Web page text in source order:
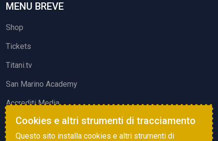
MENU BREVE
Shop
Tickets
Titani.tv
San Marino Academy
Accrediti Media
ATTIVITÀ ED EVENTI
Cookies e altri strumenti di tracciamento
Questo sito installa cookies e altri strumenti di